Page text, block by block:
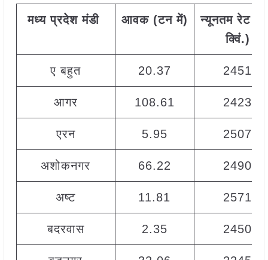
मध्य प्रदेश मंडी आवक(टन में) न्यूनतम रेट(
क्विं.)
ए बहुत 20.37 2451
आगर 108.61 2423
एरन 5.95 2507
अशोकनगर 66.22 2490
अष्ट 11.81 2571
बदरवास 2.35 2450